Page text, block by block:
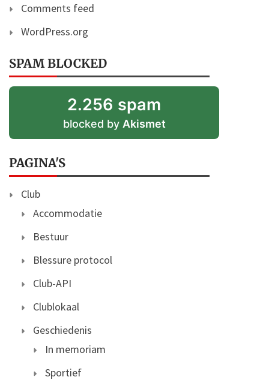
Comments feed
WordPress.org
SPAM BLOCKED
2.256 spam
blocked by Akismet
PAGINA'S
Club
Accommodatie
Bestuur
Blessure protocol
Club-API
Clublokaal
Geschiedenis
In memoriam
Sportief